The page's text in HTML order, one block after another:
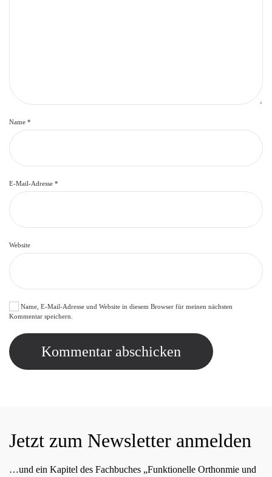
Name *
E-Mail-Adresse *
Website
Name, E-Mail-Adresse und Website in diesem Browser für meinen nächsten
Kommentar speichern.
Kommentar abschicken
Jetzt zum Newsletter anmelden
…und ein Kapitel des Fachbuches „Funktionelle Orthonmie und